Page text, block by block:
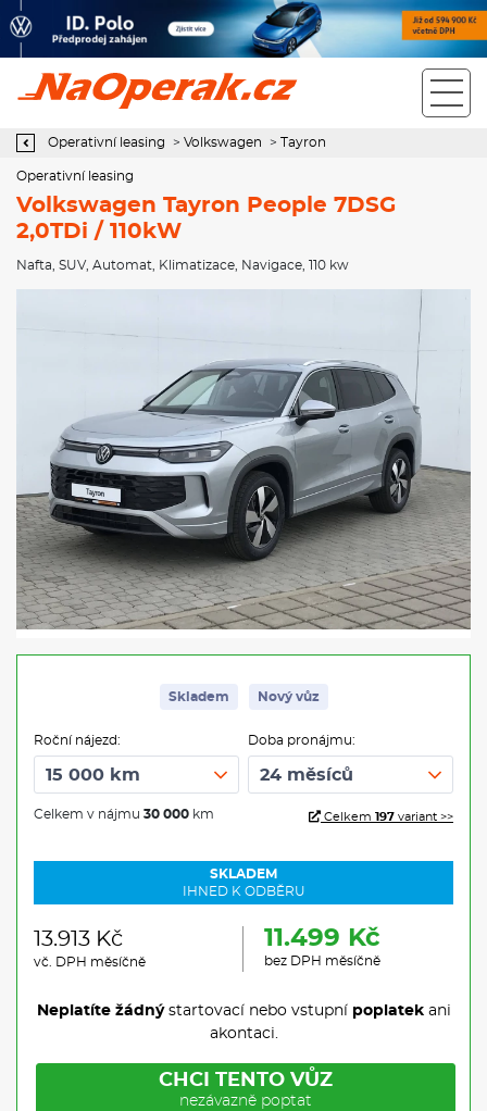
Operativní leasing Volkswagen Tayron People 7DSG 2,0TDi /
Operativní leasing > Volkswagen > Tayron
Operativní leasing
Volkswagen Tayron People 7DSG
2,0TDi / 110kW
Nafta SUV, Automat Klimatizace Navigace , 110 kw
Skladem Nový vůz
Roční nájezd:
Celkem v nájmu 30 000 km
Doba pronájmu:
Celkem 197 variant >>
SKLADEM
IHNED K ODBĚRU
13.913 Kč
vč. DPH měsíčně
11.499 Kč
bez DPH měsíčně
Neplatíte žádnýstartovací nebo vstupní poplatekani
akontaci.
CHCI TENTO VŮZ
nezávazně poptat